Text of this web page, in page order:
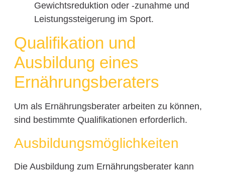
Gewichtsreduktion oder -zunahme und
Leistungssteigerung im Sport.
Qualifikation und
Ausbildung eines
Ernährungsberaters
Um als Ernährungsberater arbeiten zu können,
sind bestimmte Qualifikationen erforderlich.
Ausbildungsmöglichkeiten
Die Ausbildung zum Ernährungsberater kann